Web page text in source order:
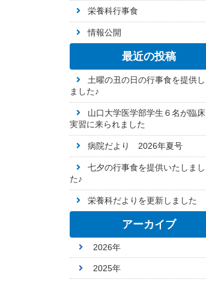
栄養科行事食
情報公開
最近の投稿
土曜の丑の日の行事食を提供し
ました♪
山口大学医学部学生６名が臨床
実習に来られました
病院だより 2026年夏号
七夕の行事食を提供いたしまし
た♪
栄養科だよりを更新しました
アーカイブ
2026年
2025年